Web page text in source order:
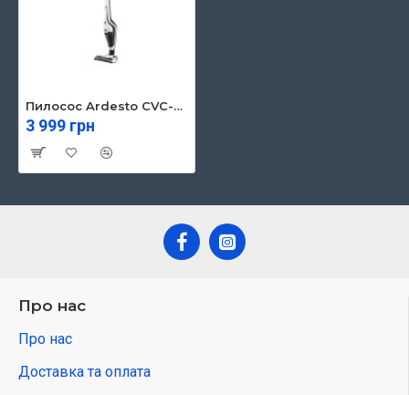
Пилосос Ardesto CVC-X0621WB
3 999 грн
Про нас
Про нас
Доставка та оплата